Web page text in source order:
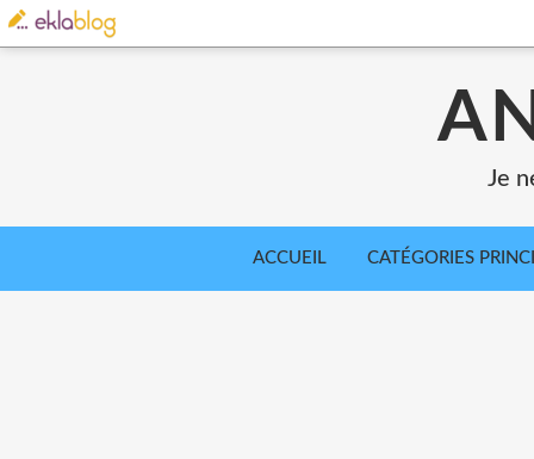
Je
ACCUEIL CATÉGORIES